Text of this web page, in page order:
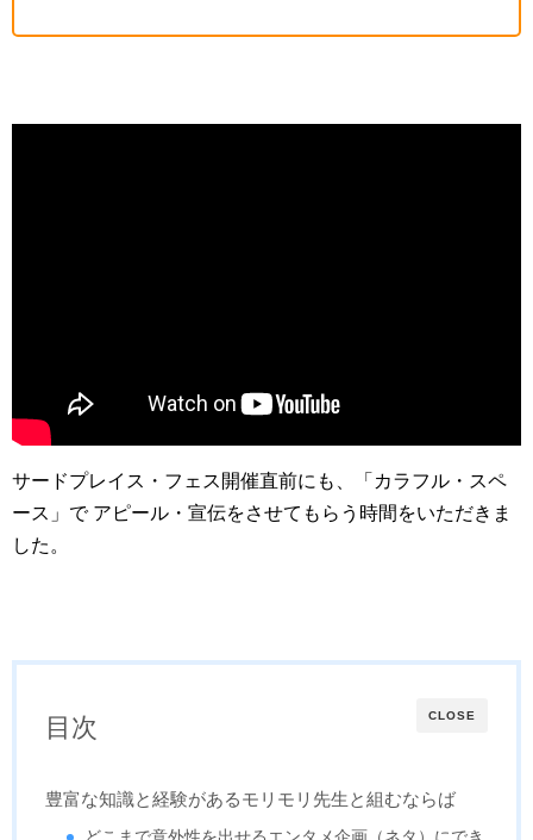
サードプレイス・フェス開催直前にも、「カラフル・スペ
ース」で アピール・宣伝をさせてもらう時間をいただきま
した。
CLOSE
目次
豊富な知識と経験があるモリモリ先生と組むならば